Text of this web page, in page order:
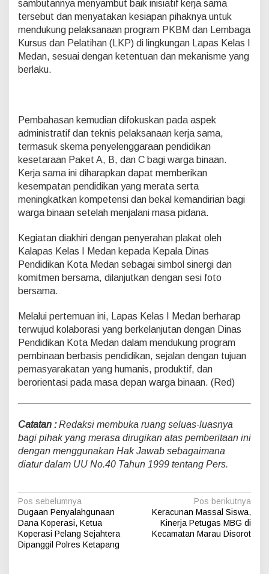
a
n
J
a
l
i
j
a
S
a
m
d
e
n
g
D
i
n
a
n
d
i
d
k
a
K
t
a
M
e
n
sambutannya menyambut baik inisiatif kerja sama
tersebut dan menyatakan kesiapan pihaknya untuk
mendukung pelaksanaan program PKBM dan Lembaga
Kursus dan Pelatihan (LKP) di lingkungan Lapas Kelas I
Medan, sesuai dengan ketentuan dan mekanisme yang
berlaku.
Pembahasan kemudian difokuskan pada aspek
administratif dan teknis pelaksanaan kerja sama,
termasuk skema penyelenggaraan pendidikan
kesetaraan Paket A, B, dan C bagi warga binaan.
Kerja sama ini diharapkan dapat memberikan
kesempatan pendidikan yang merata serta
meningkatkan kompetensi dan bekal kemandirian bagi
warga binaan setelah menjalani masa pidana.
Kegiatan diakhiri dengan penyerahan plakat oleh
Kalapas Kelas I Medan kepada Kepala Dinas
Pendidikan Kota Medan sebagai simbol sinergi dan
komitmen bersama, dilanjutkan dengan sesi foto
bersama.
Melalui pertemuan ini, Lapas Kelas I Medan berharap
terwujud kolaborasi yang berkelanjutan dengan Dinas
Pendidikan Kota Medan dalam mendukung program
pembinaan berbasis pendidikan, sejalan dengan tujuan
pemasyarakatan yang humanis, produktif, dan
berorientasi pada masa depan warga binaan. (Red)
Catatan :Redaksi membuka ruang seluas-luasnya
bagi pihak yang merasa dirugikan atas pemberitaan ini
dengan menggunakan Hak Jawab sebagaimana
diatur dalam UU No.40 Tahun 1999 tentang Pers.
N
a
v
Pos sebelumnya
Dugaan Penyalahgunaan
Dana Koperasi, Ketua
Koperasi Pelang Sejahtera
Dipanggil Polres Ketapang
Pos berikutnya
Keracunan Massal Siswa,
Kinerja Petugas MBG di
Kecamatan Marau Disorot